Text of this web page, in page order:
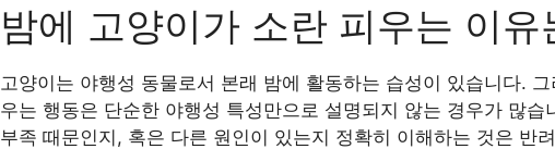
밤에 고양이가 소란 피우는 이
고양이는 야행성 동물로서 본래 밤에 활동하는 습성이 있습니다.
우는 행동은 단순한 야행성 특성만으로 설명되지 않는 경우가 많
부족 때문인지, 혹은 다른 원인이 있는지 정확히 이해하는 것은 반